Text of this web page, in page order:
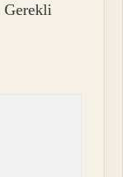
Gerekli